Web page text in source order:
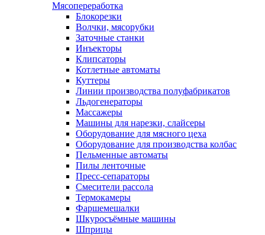
Мясопереработка
Блокорезки
Волчки, мясорубки
Заточные станки
Инъекторы
Клипсаторы
Котлетные автоматы
Куттеры
Линии производства полуфабрикатов
Льдогенераторы
Массажеры
Машины для нарезки, слайсеры
Оборудование для мясного цеха
Оборудование для производства колбас
Пельменные автоматы
Пилы ленточные
Пресс-сепараторы
Смесители рассола
Термокамеры
Фаршемешалки
Шкуросъёмные машины
Шприцы